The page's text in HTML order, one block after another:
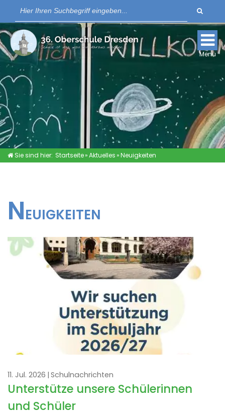
Suche
Für Lernende
Für Eltern
Schulkleidung
Links
Menü
SCHULPLATZANFRAGE
DIGITALE SCHULE
ORGANISATION
SCHULLEBEN
NETZWERK
Sie sind hier: Startseite»Aktuelles»Neuigkeiten
NEUIGKEITEN
11. Jul. 2026 Schulnachrichten
Unterstütze unsere Schülerinnen
und Schüler